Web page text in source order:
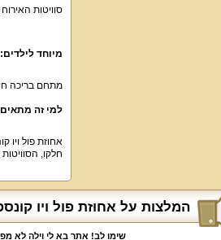
סוויטות
מיוחד לילדים:
מתחם בריכה
למי זה
אחוזת פול ויו
חלקו,
המלצות על אחוזת פול ויו
שימו לב! אתר בא לי וילה לא